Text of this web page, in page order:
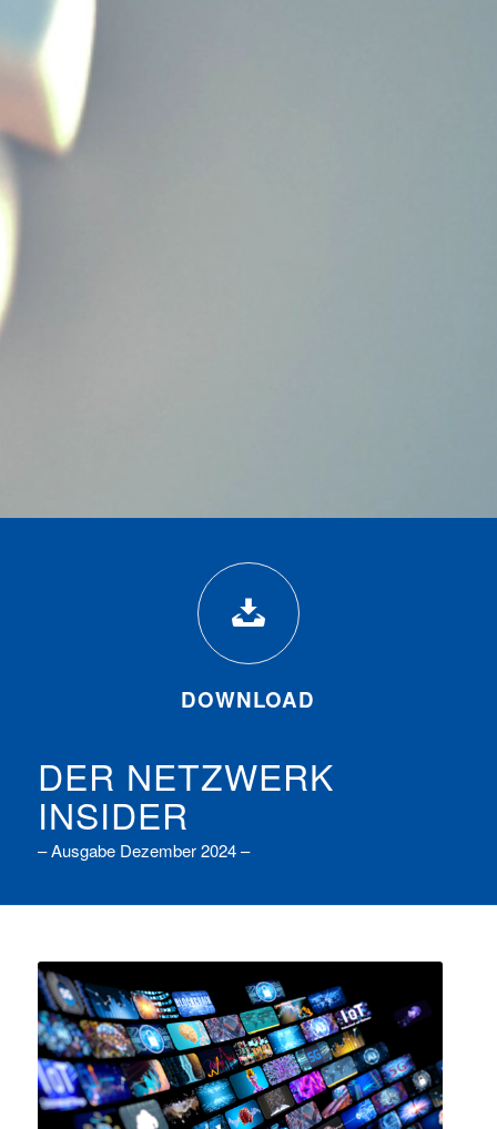
DOWNLOAD
DER NETZWERK
INSIDER
– Ausgabe Dezember 2024 –